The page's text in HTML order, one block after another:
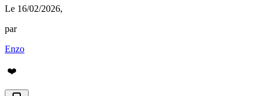
Le 16/02/2026,
par
Enzo
❤️